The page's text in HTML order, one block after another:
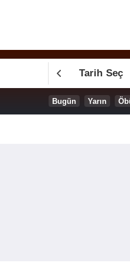
Tarih Seç
Bugün Yarın